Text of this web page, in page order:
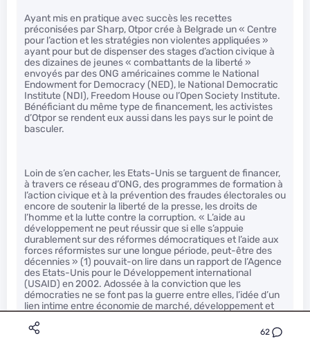
62
Ayant mis en pratique avec succès les recettes
préconisées par Sharp, Otpor crée à Belgrade un « Centre
pour l’action et les stratégies non violentes appliquées »
ayant pour but de dispenser des stages d’action civique à
des dizaines de jeunes « combattants de la liberté »
envoyés par des ONG américaines comme le National
Endowment for Democracy (NED), le National Democratic
Institute (NDI), Freedom House ou l’Open Society Institute.
Bénéficiant du même type de financement, les activistes
d’Otpor se rendent eux aussi dans les pays sur le point de
basculer.
Loin de s’en cacher, les Etats-Unis se targuent de financer,
à travers ce réseau d’ONG, des programmes de formation à
l’action civique et à la prévention des fraudes électorales ou
encore de soutenir la liberté de la presse, les droits de
l’homme et la lutte contre la corruption. « L’aide au
développement ne peut réussir que si elle s’appuie
durablement sur des réformes démocratiques et l’aide aux
forces réformistes sur une longue période, peut-être des
décennies » (1) pouvait-on lire dans un rapport de l’Agence
des Etats-Unis pour le Développement international
(USAID) en 2002. Adossée à la conviction que les
démocraties ne se font pas la guerre entre elles, l’idée d’un
lien intime entre économie de marché, développement et
sécurité américaine.